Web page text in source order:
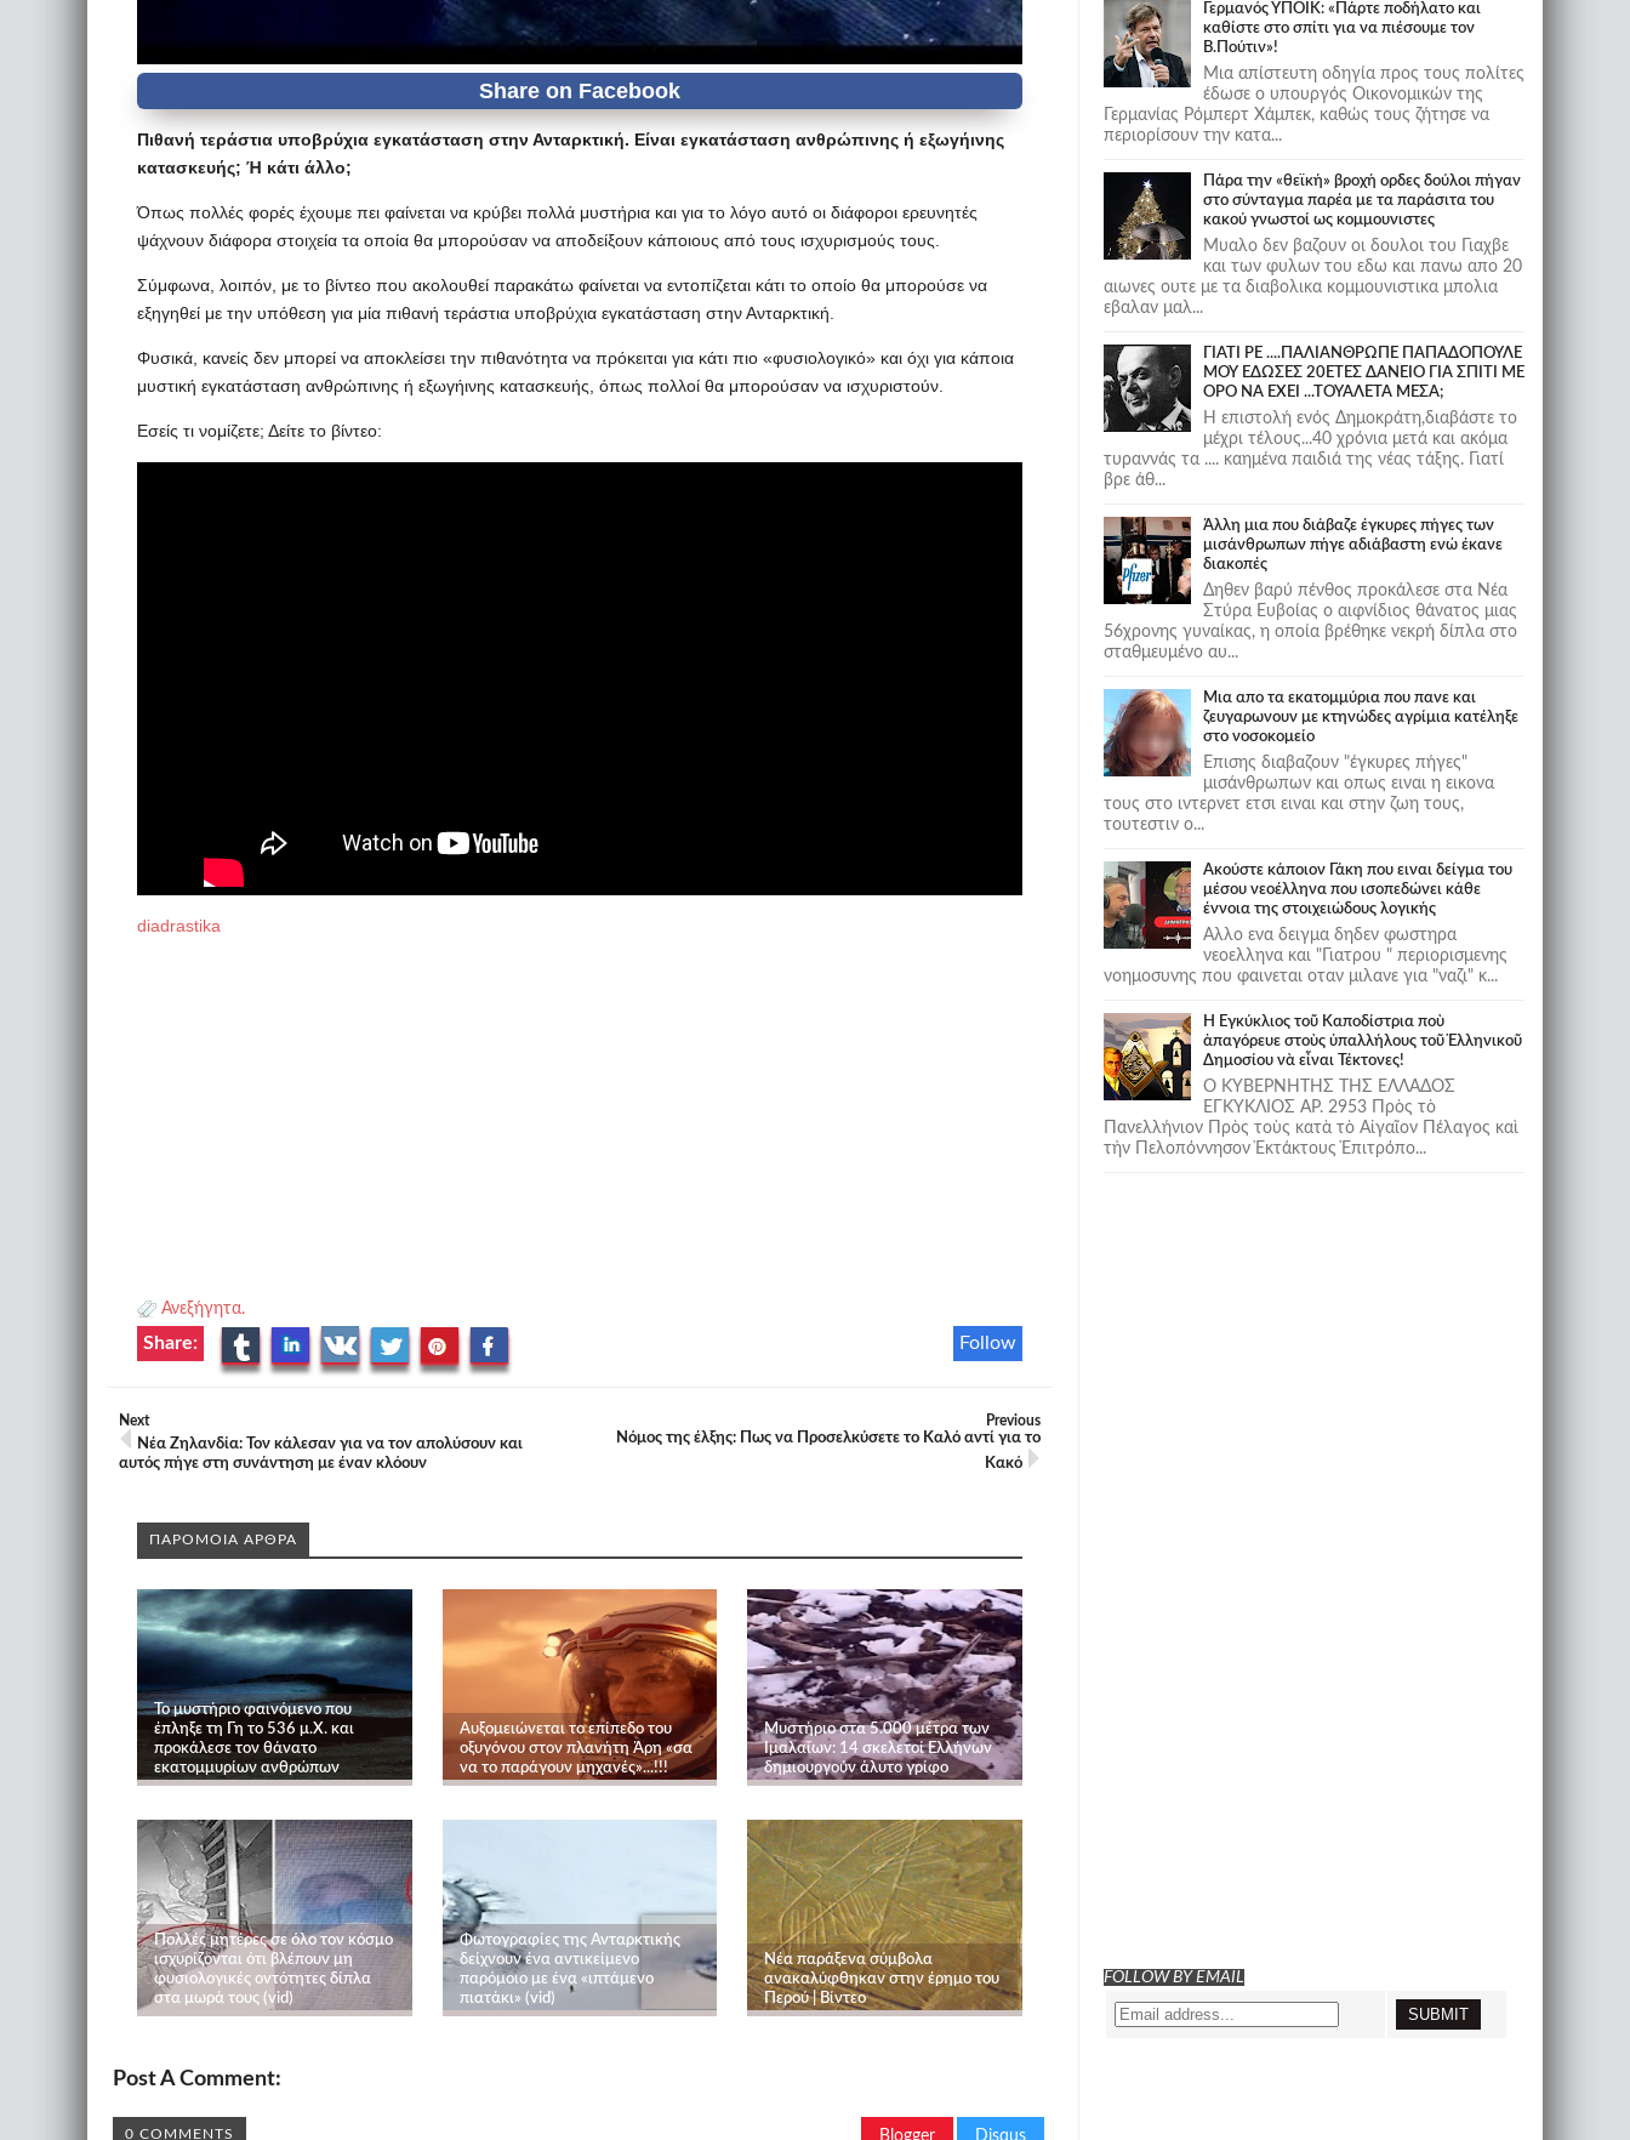
Πιθανή τεράστια υποβρύχια εγκατάσταση στην Ανταρκτική. Είναι εγκατάσταση ανθρώπινης ή εξωγήινης
κατασκευής; Ή κάτι άλλο;
Όπως πολλές φορές έχουμε πει φαίνεται να κρύβει πολλά μυστήρια και για το λόγο αυτό οι διάφοροι ερευνητές
ψάχνουν διάφορα στοιχεία τα οποία θα μπορούσαν να αποδείξουν κάποιους από τους ισχυρισμούς τους.
Σύμφωνα, λοιπόν, με το βίντεο που ακολουθεί παρακάτω φαίνεται να εντοπίζεται κάτι το οποίο θα μπορούσε να
εξηγηθεί με την υπόθεση για μία πιθανή τεράστια υποβρύχια εγκατάσταση στην Ανταρκτική.
Φυσικά, κανείς δεν μπορεί να αποκλείσει την πιθανότητα να πρόκειται για κάτι πιο «φυσιολογικό» και όχι για κάποια
μυστική εγκατάσταση ανθρώπινης ή εξωγήινης κατασκευής, όπως πολλοί θα μπορούσαν να ισχυριστούν.
Εσείς τι νομίζετε; Δείτε το βίντεο:
diadrastika
Ανεξήγητα.
Follow
Share:
Next
Nέα Ζηλανδία: Τον κάλεσαν για να τον απολύσουν και
αυτός πήγε στη συνάντηση με έναν κλόουν
Previous
Νόμος της έλξης: Πως να Προσελκύσετε το Καλό αντί για το
Κακό
ΠΑΡΟΜΟΙΑ ΑΡΘΡΑ
Το μυστήριο φαινόμενο που
έπληξε τη Γη το 536 μ.Χ. και
προκάλεσε τον θάνατο
εκατομμυρίων ανθρώπων
Αυξομειώνεται το επίπεδο του
οξυγόνου στον πλανήτη Άρη «σα
να το παράγουν μηχανές»...!!!
Μυστήριο στα 5.000 μέτρα των
Ιμαλαΐων: 14 σκελετοί Ελλήνων
δημιουργούν άλυτο γρίφο
Πολλές μητέρες σε όλο τον κόσμο
ισχυρίζονται ότι βλέπουν μη
φυσιολογικές οντότητες δίπλα
στα μωρά τους (vid)
Φωτογραφίες της Ανταρκτικής
δείχνουν ένα αντικείμενο
παρόμοιο με ένα «ιπτάμενο
πιατάκι» (vid)
Νέα παράξενα σύμβολα
ανακαλύφθηκαν στην έρημο του
Περού | Βίντεο
Post A Comment:
Blogger Disqus
0 COMMENTS
Γερμανός ΥΠΟΙΚ: «Πάρτε ποδήλατο και
καθίστε στο σπίτι για να πιέσουμε τον
Β.Πούτιν»!
Μια απίστευτη οδηγία προς τους πολίτες
έδωσε ο υπουργός Οικονομικών της
Γερμανίας Ρόμπερτ Χάμπεκ, καθώς τους ζήτησε να
περιορίσουν την κατα...
Πάρα την «θεϊκή» βροχή ορδες δούλοι πήγαν
στο σύνταγμα παρέα με τα παράσιτα του
κακού γνωστοί ως κομμουνιστες
Μυαλο δεν βαζουν οι δουλοι του Γιαχβε
και των φυλων του εδω και πανω απο 20
αιωνες ουτε με τα διαβολικα κομμουνιστικα μπολια
εβαλαν μαλ...
ΓΙΑΤΙ ΡΕ ....ΠΑΛΙΑΝΘΡΩΠΕ ΠΑΠΑΔΟΠΟΥΛΕ
ΜΟΥ ΕΔΩΣΕΣ 20ΕΤΕΣ ΔΑΝΕΙΟ ΓΙΑ ΣΠΙΤΙ ΜΕ
ΟΡΟ ΝΑ ΕΧΕΙ ...ΤΟΥΑΛΕΤΑ ΜΕΣΑ;
Η επιστολή ενός Δημοκράτη,διαβάστε το
μέχρι τέλους...40 χρόνια μετά και ακόμα
τυραννάς τα .... καημένα παιδιά της νέας τάξης. Γιατί
βρε άθ...
Άλλη μια που διάβαζε έγκυρες πήγες των
μισάνθρωπων πήγε αδιάβαστη ενώ έκανε
διακοπές
Δηθεν βαρύ πένθος προκάλεσε στα Νέα
Στύρα Ευβοίας ο αιφνίδιος θάνατος μιας
56χρονης γυναίκας, η οποία βρέθηκε νεκρή δίπλα στο
σταθμευμένο αυ...
Μια απο τα εκατομμύρια που πανε και
ζευγαρωνουν με κτηνώδες αγρίμια κατέληξε
στο νοσοκομείο
Επισης διαβαζουν "έγκυρες πήγες"
μισάνθρωπων και οπως ειναι η εικονα
τους στο ιντερνετ ετσι ειναι και στην ζωη τους,
τουτεστιν ο...
Ακούστε κάποιον Γάκη που ειναι δείγμα του
μέσου νεοέλληνα που ισοπεδώνει κάθε
έννοια της στοιχειώδους λογικής
Αλλο ενα δειγμα δηδεν φωστηρα
νεοελληνα και "Γιατρου " περιορισμενης
νοημοσυνης που φαινεται οταν μιλανε για "ναζι" κ...
Ἡ Ἐγκύκλιος τοῦ Καποδίστρια ποὺ
ἀπαγόρευε στοὺς ὑπαλλήλους τοῦ Ἑλληνικοῦ
Δημοσίου νὰ εἶναι Τέκτονες!
Ο ΚΥΒΕΡΝΗΤΗΣ ΤΗΣ ΕΛΛΑΔΟΣ
ΕΓΚΥΚΛΙΟΣ ΑΡ. 2953 Πρὸς τὸ
Πανελλήνιον Πρὸς τοὺς κατὰ τὸ Αἰγαῖον Πέλαγος καὶ
τὴν Πελοπόννησον Ἐκτάκτους Ἐπιτρόπο...
FOLLOW BY EMAIL